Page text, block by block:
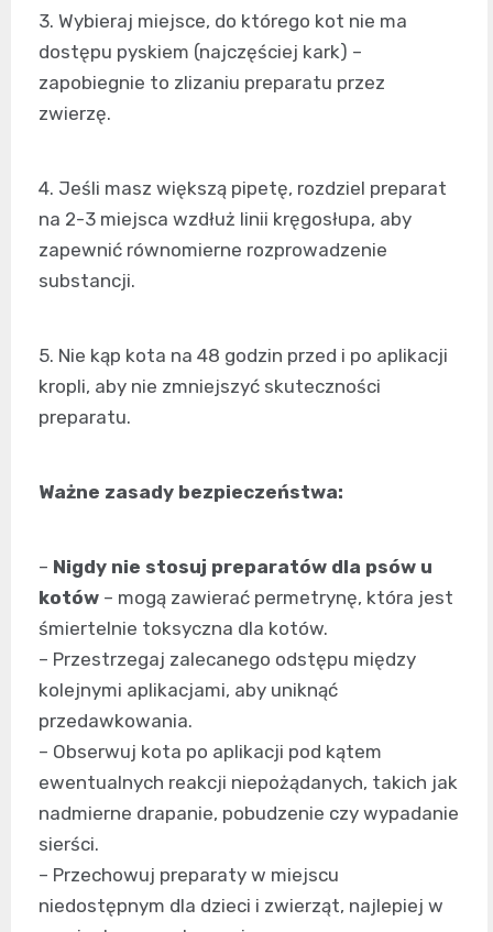
3. Wybieraj miejsce, do którego kot nie ma
dostępu pyskiem (najczęściej kark) –
zapobiegnie to zlizaniu preparatu przez
zwierzę.
4. Jeśli masz większą pipetę, rozdziel preparat
na 2-3 miejsca wzdłuż linii kręgosłupa, aby
zapewnić równomierne rozprowadzenie
substancji.
5. Nie kąp kota na 48 godzin przed i po aplikacji
kropli, aby nie zmniejszyć skuteczności
preparatu.
Ważne zasady bezpieczeństwa:
– Nigdy nie stosuj preparatów dla psów u
kotów – mogą zawierać permetrynę, która jest
śmiertelnie toksyczna dla kotów.
– Przestrzegaj zalecanego odstępu między
kolejnymi aplikacjami, aby uniknąć
przedawkowania.
– Obserwuj kota po aplikacji pod kątem
ewentualnych reakcji niepożądanych, takich jak
nadmierne drapanie, pobudzenie czy wypadanie
sierści.
– Przechowuj preparaty w miejscu
niedostępnym dla dzieci i zwierząt, najlepiej w